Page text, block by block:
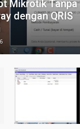
Mikrotik Tanpa
dengan QRIS